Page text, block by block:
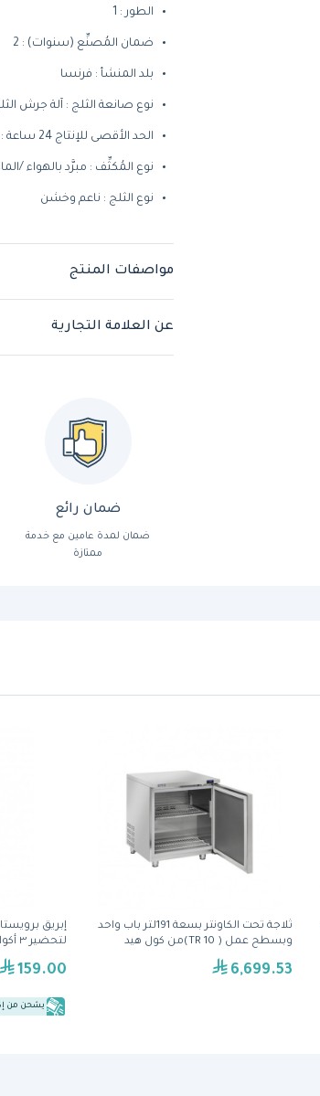
الطور : 1
ضمان المُصنِّع (سنوات) : 2
بلد المنشأ : فرنسا
نوع صانعة الثلج : آلة جرش
الحد الأقصى للإنتاج 24 ساعة : 150
نوع المُكثِّف : مبرَّد بالهواء /
نوع الثلج : ناعم وخشن
مواصفات المنتج
عن العلامة التجارية
ضمان رائع
ضمان لمدة عامين مع خدمة
ممتازة
إبريق
لتحضير ٣ أكواب
159.00
يشحن من
ثلاجة تحت الكاونتر بسعة 191لتر باب واحد
وبسطح عمل ( TR 10)من كول هيد
6,699.53